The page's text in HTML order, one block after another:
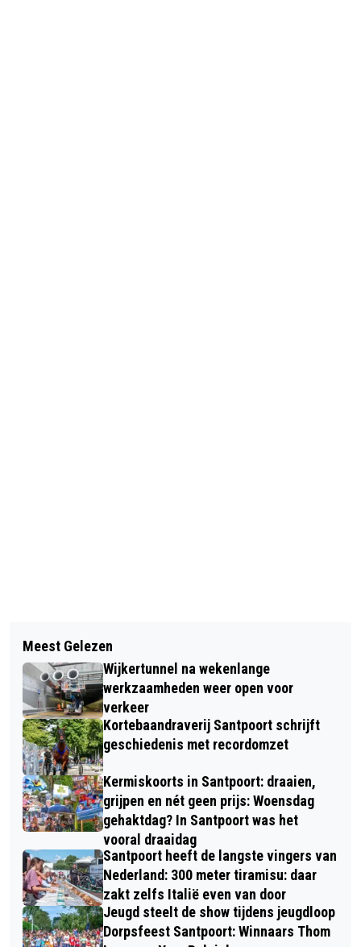
CIS STOKMAN WINT
CLUBKAMPIOENSCHAP FILMCLUB
IJMOND MET “DE HANDEN VAN DE
AARDE”
KUNST IN KENNEMERLAND
“JUDASPENNING”
Meest Gelezen
Wijkertunnel na wekenlange
werkzaamheden weer open voor
verkeer
Kortebaandraverij Santpoort schrijft
geschiedenis met recordomzet
Kermiskoorts in Santpoort: draaien,
grijpen en nét geen prijs: Woensdag
gehaktdag? In Santpoort was het
vooral draaidag
Santpoort heeft de langste vingers van
Nederland: 300 meter tiramisu: daar
zakt zelfs Italië even van door
Jeugd steelt de show tijdens jeugdloop
Dorpsfeest Santpoort: Winnaars Thom